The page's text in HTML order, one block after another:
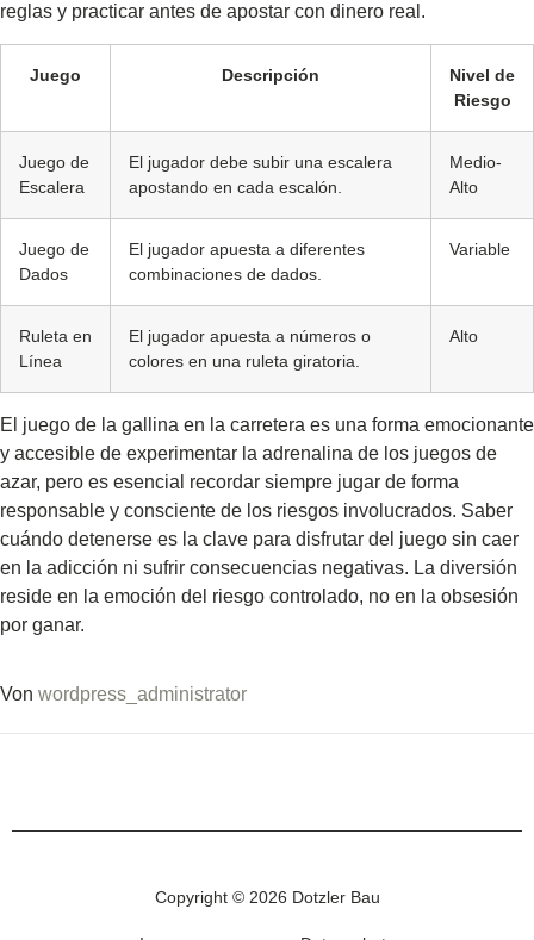
reglas y practicar antes de apostar con dinero real.
Juego Descripción
Nivel de
Riesgo
Juego de
Escalera
El jugador debe subir una escalera
apostando en cada escalón.
Medio-
Alto
Juego de
Dados
El jugador apuesta a diferentes
combinaciones de dados.
Variable
Ruleta en
Línea
El jugador apuesta a números o
colores en una ruleta giratoria.
Alto
El juego de la gallina en la carretera es una forma emocionante
y accesible de experimentar la adrenalina de los juegos de
azar, pero es esencial recordar siempre jugar de forma
responsable y consciente de los riesgos involucrados. Saber
cuándo detenerse es la clave para disfrutar del juego sin caer
en la adicción ni sufrir consecuencias negativas. La diversión
reside en la emoción del riesgo controlado, no en la obsesión
por ganar.
Von wordpress_administrator
Copyright © 2026 Dotzler Bau